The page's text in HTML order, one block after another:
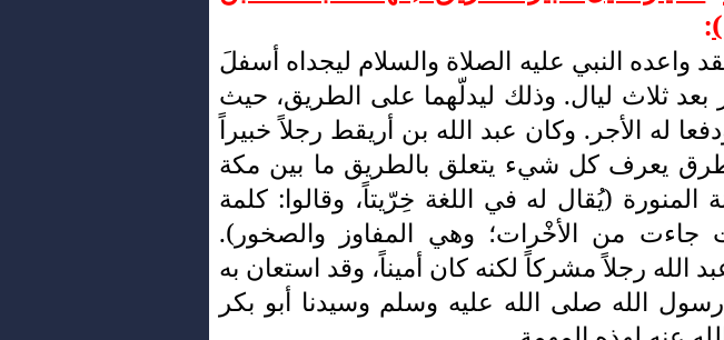
:
واعده النبي عليه الصلاة والسلام ليجداه أسفلَ
بعد ثلاث ليال. وذلك ليدلّهما على الطريق، حيث
له الأجر. وكان عبد الله بن أريقط رجلاً خبيراً
يعرف كل شيء يتعلق بالطريق ما بين مكة
المنورة (يُقال له في اللغة خِرّيتاً، وقالوا: كلمة
جاءت من الأخْرات؛ وهي المفاوز والصخور).
الله رجلاً مشركاً لكنه كان أميناً، وقد استعان به
الله صلى الله عليه وسلم وسيدنا أبو بكر